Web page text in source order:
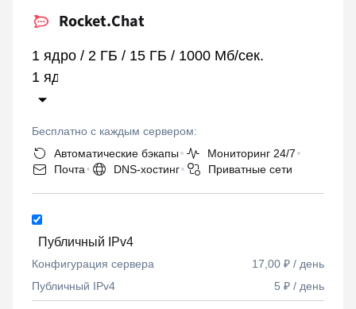
Rocket.Chat
1 ядро / 2 ГБ / 15 ГБ / 1000 Мб/сек.
Бесплатно с каждым сервером:
Автоматические бэкапы
Мониторинг 24/7
Почта
DNS-хостинг Приватные сети
Публичный IPv4
Конфигурация сервера
17,00 ₽ / день
Публичный IPv4
5 ₽ / день